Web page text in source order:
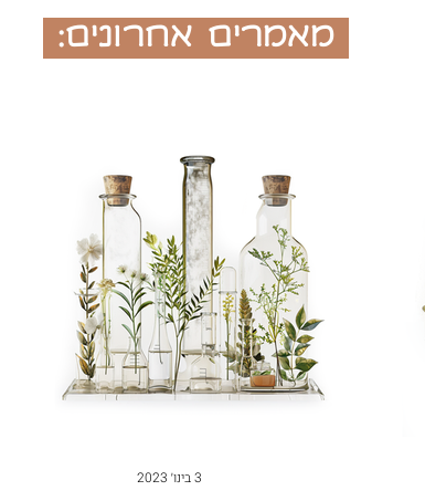
מאמרים אחרונים:
3 בינו׳ 2023